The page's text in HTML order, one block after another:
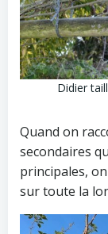
Didier
Quand on
secondaires
principales,
sur toute la